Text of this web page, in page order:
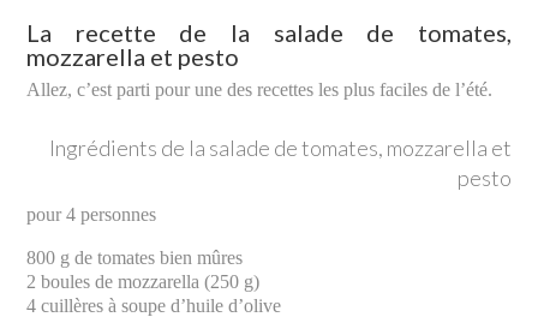
La recette de la salade de tomates,
mozzarella et pesto
Allez, c’est parti pour une des recettes les plus faciles de l’été.
Ingrédients de la salade de tomates, mozzarella et
pesto
pour 4 personnes
800 g de tomates bien mûres
2 boules de mozzarella (250 g)
4 cuillères à soupe d’huile d’olive